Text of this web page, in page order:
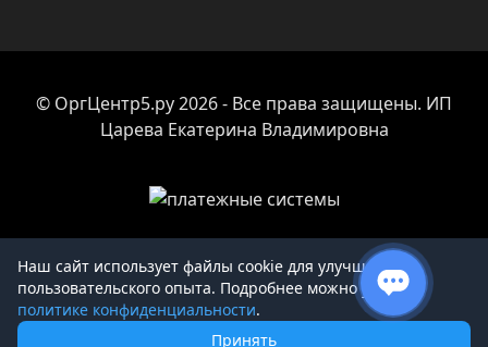
© ОргЦентр5.ру 2026 - Все права защищены. ИП
Царева Екатерина Владимировна
Товар добавлен в корзину
Наш сайт использует файлы cookie для улучшения
пользовательского опыта. Подробнее можно узнать в
политике конфиденциальности.
Принять